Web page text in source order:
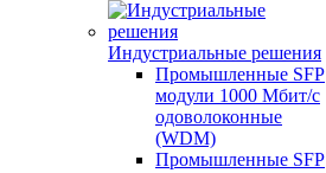
Индустриальные решения
Промышленные SFP
модули 1000 Мбит/c
одоволоконные
(WDM)
Промышленные SFP